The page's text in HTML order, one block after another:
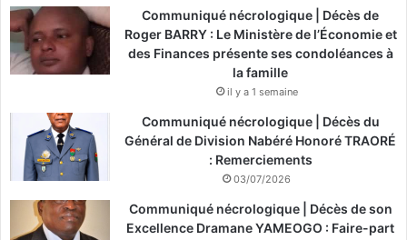
Communiqué nécrologique | Décès de
Roger BARRY : Le Ministère de l’Économie et
des Finances présente ses condoléances à
la famille
il y a 1 semaine
Communiqué nécrologique | Décès du
Général de Division Nabéré Honoré TRAORÉ
: Remerciements
03/07/2026
Communiqué nécrologique | Décès de son
Excellence Dramane YAMEOGO : Faire-part